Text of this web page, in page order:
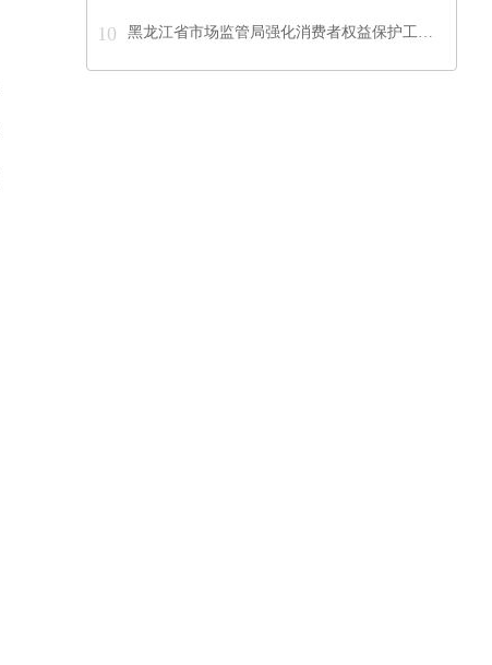
10 黑龙江省市场监管局强化消费者权益保护工…